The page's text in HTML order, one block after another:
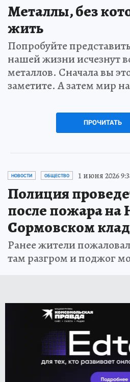
Металлы, без
жить
Попробуйте
нашей жизни исчезнут
металлов. Сначала вы
заметите. А затем мир
ПРОЧИТАТЬ
НОВОСТИ ОБЩЕСТВО 1 июня 2026
Полиция
после пожара на
Сормовском
Ранее жители
там разгром и поджог